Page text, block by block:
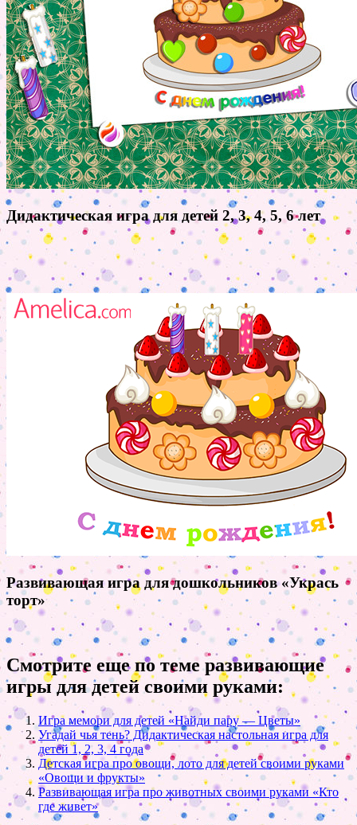
Дидактическая игра для детей 2, 3, 4, 5, 6 лет
Развивающая игра для дошкольников «Укрась
торт»
Смотрите еще по теме развивающие
игры для детей своими руками:
Игра мемори для детей «Найди пару — Цветы»
Угадай чья тень? Дидактическая настольная игра для
детей 1, 2, 3, 4 года
Детская игра про овощи, лото для детей своими руками
«Овощи и фрукты»
Развивающая игра про животных своими руками «Кто
где живет»